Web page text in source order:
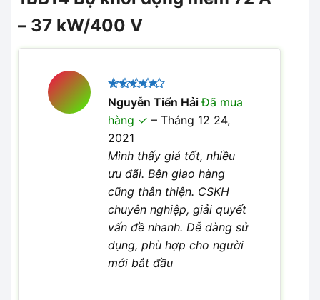
– 37 kW/400 V
Được xếp
hạng 5
sao
Nguyễn Tiến HảiĐã mua
hàng
– Tháng 12 24,
2021
Mình thấy giá tốt, nhiều
ưu đãi. Bên giao hàng
cũng thân thiện. CSKH
chuyên nghiệp, giải quyết
vấn đề nhanh. Dễ dàng sử
dụng, phù hợp cho người
mới bắt đầu